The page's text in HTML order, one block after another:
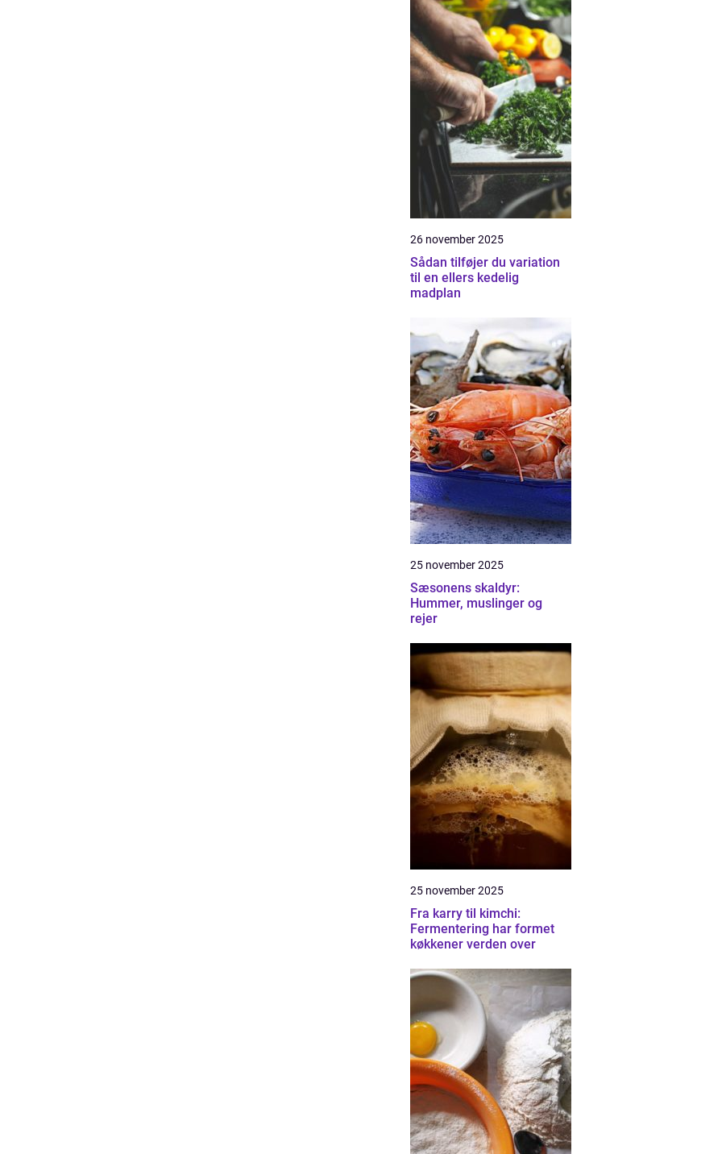
26 november 2025
Sådan tilføjer du variation
til en ellers kedelig
madplan
25 november 2025
Sæsonens skaldyr:
Hummer, muslinger og
rejer
25 november 2025
Fra karry til kimchi:
Fermentering har formet
køkkener verden over